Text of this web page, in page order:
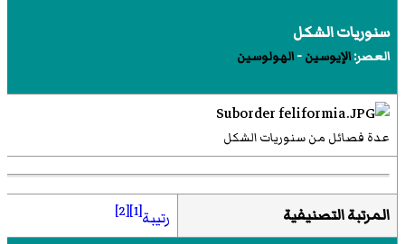
سنوريات الشكل
العصر:الإيوسين-الهولوسين
عدة فصائل من سنوريات الشكل
المرتبة التصنيفية رتيبة[1]
[2]